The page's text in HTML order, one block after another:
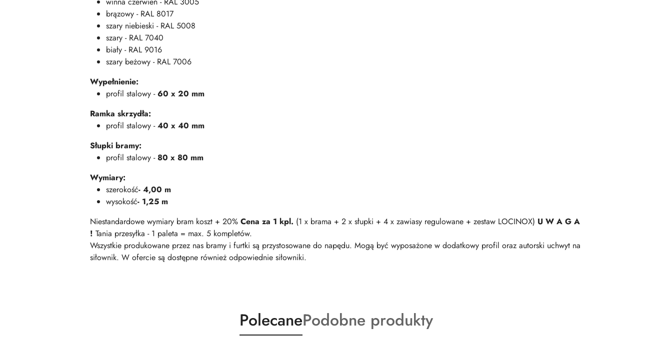
brązowy - RAL 8017
szary niebieski - RAL 5008
szary - RAL 7040
biały - RAL 9016
szary beżowy - RAL 7006
Wypełnienie:
profil stalowy -60 x 20 mm
Ramka skrzydła:
profil stalowy -40 x 40 mm
Słupki bramy:
profil stalowy -80 x 80 mm
Wymiary:
szerokość- 4,00 m
wysokość- 1,25 m
Niestandardowe wymiary bram koszt + 20% Cena za 1 kpl. (1 x brama + 2 x słupki + 4 x zawiasy regulowane + zestaw LOCINOX) U W A G A
! Tania przesyłka - 1 paleta = max. 5 kompletów.
Wszystkie produkowane przez nas bramy i furtki są przystosowane do napędu. Mogą być wyposażone w dodatkowy profil oraz autorski uchwyt na
siłownik. W ofercie są dostępne również odpowiednie siłowniki.
Produkty
o
PolecaneProdukty
o
Podobne produkty